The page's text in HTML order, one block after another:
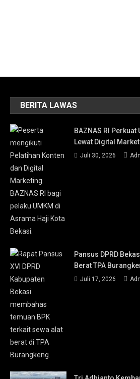
BERITA LAWAS
BAZNAS RI Perkuat
Lewat Digital
Juli 30, 2026
Pansus DPRD
Berat TPA
Juli 17, 2026